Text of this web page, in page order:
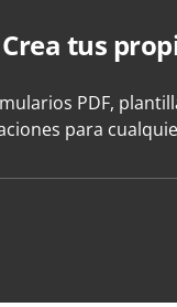
Crea tus
PDF,
para